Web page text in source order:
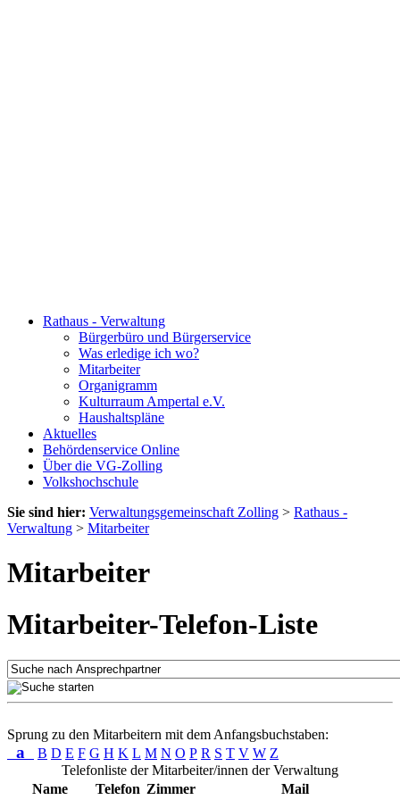
Rathaus - Verwaltung
Bürgerbüro und Bürgerservice
Was erledige ich wo?
Mitarbeiter
Organigramm
Kulturraum Ampertal e.V.
Haushaltspläne
Aktuelles
Behördenservice Online
Über die VG-Zolling
Volkshochschule
Sie sind hier: Verwaltungsgemeinschaft Zolling > Rathaus -
Verwaltung > Mitarbeiter
Mitarbeiter
Mitarbeiter-Telefon-Liste
Sprung zu den Mitarbeitern mit dem Anfangsbuchstaben:
a B D E F G H K L M N O P R S T V W Z
Telefonliste der Mitarbeiter/innen der Verwaltung
Name
Telefon Zimmer
Mail